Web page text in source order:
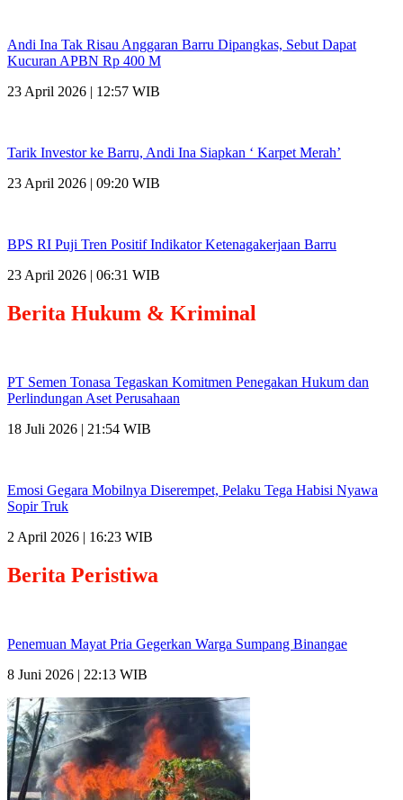
Andi Ina Tak Risau Anggaran Barru Dipangkas, Sebut Dapat
Kucuran APBN Rp 400 M
23 April 2026 | 12:57 WIB
Tarik Investor ke Barru, Andi Ina Siapkan ‘ Karpet Merah’
23 April 2026 | 09:20 WIB
BPS RI Puji Tren Positif Indikator Ketenagakerjaan Barru
23 April 2026 | 06:31 WIB
Berita Hukum & Kriminal
PT Semen Tonasa Tegaskan Komitmen Penegakan Hukum dan
Perlindungan Aset Perusahaan
18 Juli 2026 | 21:54 WIB
Emosi Gegara Mobilnya Diserempet, Pelaku Tega Habisi Nyawa
Sopir Truk
2 April 2026 | 16:23 WIB
Berita Peristiwa
Penemuan Mayat Pria Gegerkan Warga Sumpang Binangae
8 Juni 2026 | 22:13 WIB